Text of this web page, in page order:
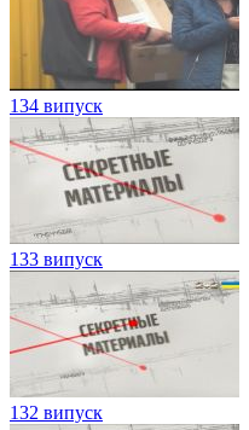
134 випуск
133 випуск
132 випуск